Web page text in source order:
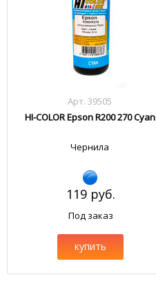
Арт. 39505
HI-COLOR Epson R200 270 Cyan
Чернила
119 руб.
Под заказ
купить